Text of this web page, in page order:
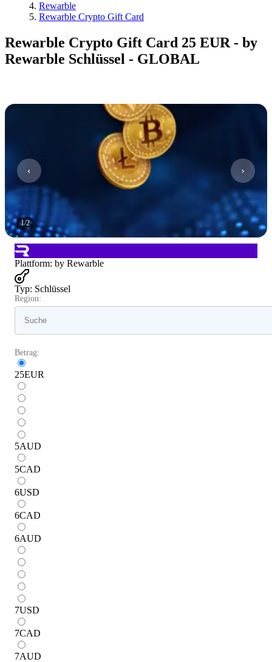
Rewarble
Rewarble Crypto Gift Card
Rewarble Crypto Gift Card 25 EUR - by
Rewarble Schlüssel - GLOBAL
1/2
Plattform: by Rewarble
Typ: Schlüssel
Region:
Betrag:
25EUR
5AUD
5CAD
6USD
6CAD
6AUD
7USD
7CAD
7AUD